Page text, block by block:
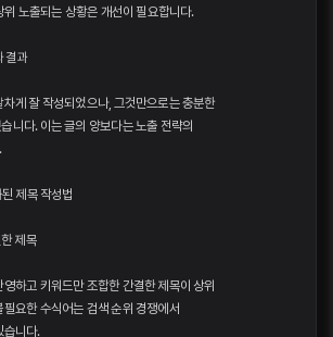
노출되는 상황은 개선이 필요합니다.
결과
게 잘 작성되었으나, 그것만으로는 충분한
니다. 이는 글의 양보다는 노출 전략의
제목 작성법
제목
하고 키워드만 조합한 간결한 제목이 상위
요한 수식어는 검색 순위 경쟁에서
습니다.